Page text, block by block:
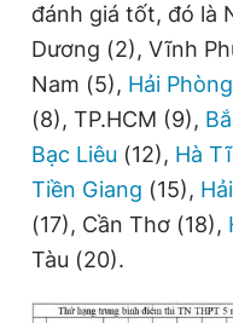
đánh giá tốt, đó là
Dương (2), Vĩnh
Nam (5), Hải Phòng
(8), TP.HCM (9),
Bạc Liêu (12), Hà
Tiền Giang (15),
(17), Cần Thơ (18),
Tàu (20).